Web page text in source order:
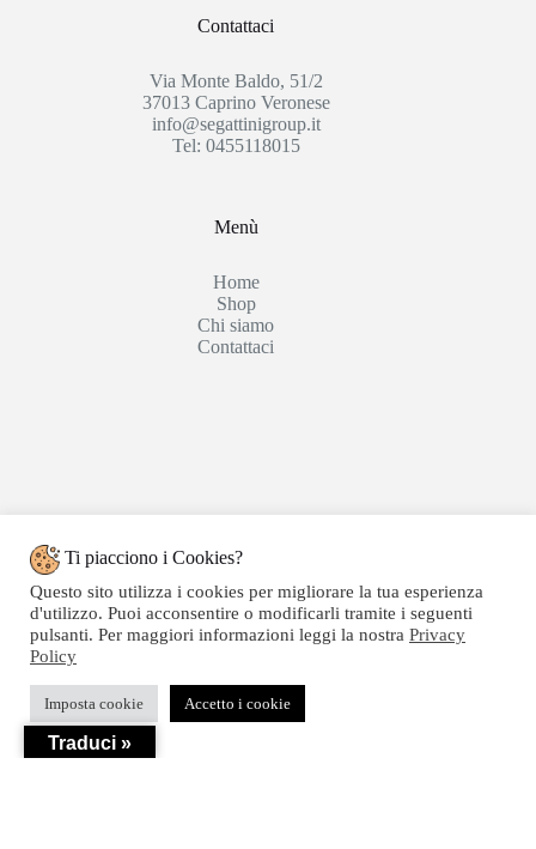
Contattaci
Via Monte Baldo, 51/2
37013 Caprino Veronese
info@segattinigroup.it
Tel: 0455118015
Menù
Home
Shop
Chi siamo
Contattaci
Copyright © 2020 SEGATTINI GROUP SRL - Web
powered by Dylog Italia S.p.a. - P.IVA 04550820239
Privacy
Ti piacciono i Cookies?
Questo sito utilizza i cookies per migliorare la tua esperienza
d'utilizzo. Puoi acconsentire o modificarli tramite i seguenti
pulsanti. Per maggiori informazioni leggi la nostra Privacy
Policy
Imposta cookie Accetto i cookie
Traduci »